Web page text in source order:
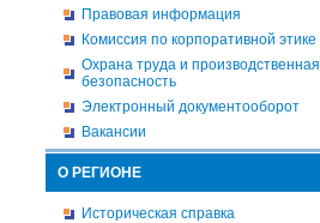
Правовая информация
Комиссия по корпоративной этике
Охрана труда и производственная
безопасность
Электронный документооборот
Вакансии
О РЕГИОНЕ
Историческая справка